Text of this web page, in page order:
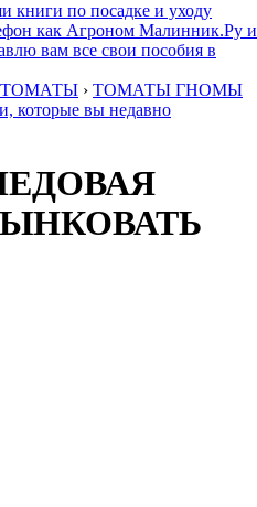
по посадке и уходу
как Агроном Малинник.Ру и
вам все свои пособия в
ТОМАТЫ › ТОМАТЫ ГНОМЫ
которые вы недавно